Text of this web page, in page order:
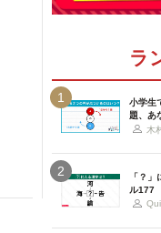
ラ
1
小学生
題、あ
木
2
「？
ル177